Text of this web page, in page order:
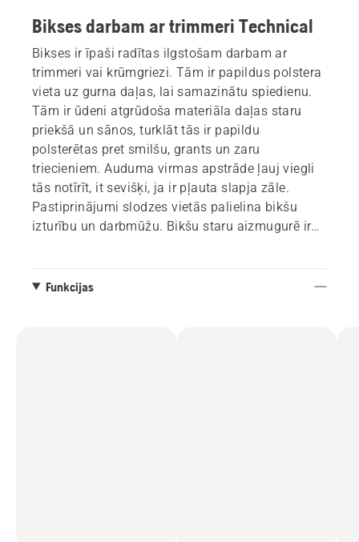
Bikses darbam ar trimmeri Technical
Bikses ir īpaši radītas ilgstošam darbam ar
trimmeri vai krūmgriezi. Tām ir papildus polstera
vieta uz gurna daļas, lai samazinātu spiedienu.
Tām ir ūdeni atgrūdoša materiāla daļas staru
priekšā un sānos, turklāt tās ir papildu
polsterētas pret smilšu, grants un zaru
triecieniem. Auduma virmas apstrāde ļauj viegli
tās notīrīt, it sevišķi, ja ir pļauta slapja zāle.
Pastiprinājumi slodzes vietās palielina bikšu
izturību un darbmūžu. Bikšu staru aizmugurē ir
daļa ir šūta ieliektā formā.
Funkcijas